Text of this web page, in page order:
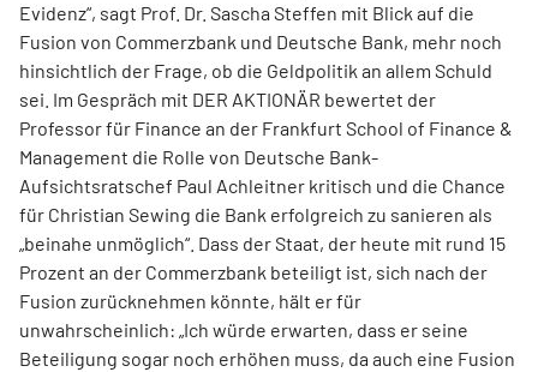
Evidenz“, sagt Prof. Dr. Sascha Steffen mit Blick auf die
Fusion von Commerzbank und Deutsche Bank, mehr noch
hinsichtlich der Frage, ob die Geldpolitik an allem Schuld
sei. Im Gespräch mit DER AKTIONÄR bewertet der
Professor für Finance an der Frankfurt School of Finance &
Management die Rolle von Deutsche Bank-
Aufsichtsratschef Paul Achleitner kritisch und die Chance
für Christian Sewing die Bank erfolgreich zu sanieren als
„beinahe unmöglich“. Dass der Staat, der heute mit rund 15
Prozent an der Commerzbank beteiligt ist, sich nach der
Fusion zurücknehmen könnte, hält er für
unwahrscheinlich: „Ich würde erwarten, dass er seine
Beteiligung sogar noch erhöhen muss, da auch eine Fusion